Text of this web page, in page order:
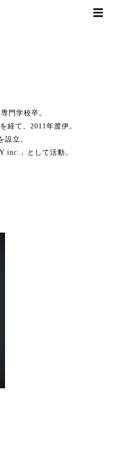
門学校卒。
経て、2011年渡伊。
設立。
inc.」として活動。